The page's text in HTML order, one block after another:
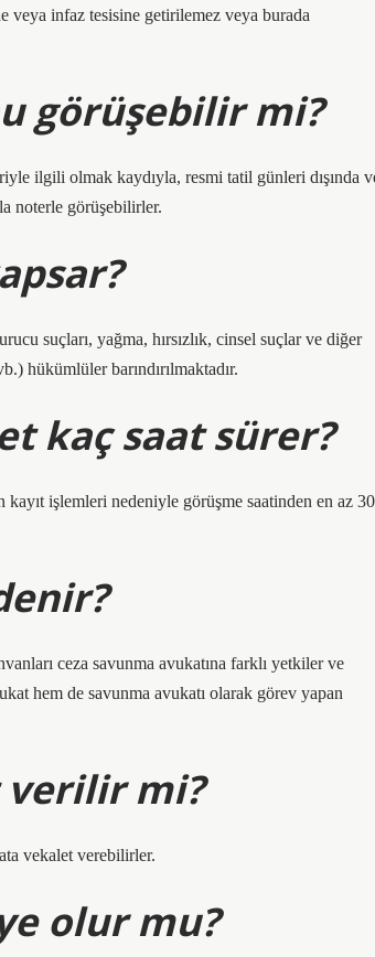
veya infaz tesisine getirilemez veya burada
görüşebilir mi?
ilgili olmak kaydıyla, resmi tatil günleri dışında
noterle görüşebilirler.
suçları, yağma, hırsızlık, cinsel suçlar ve diğer
hükümlüler barındırılmaktadır.
kaç saat sürer?
kayıt işlemleri nedeniyle görüşme saatinden en az 30
ceza savunma avukatına farklı yetkiler ve
hem de savunma avukatı olarak görev yapan
verilir mi?
vekalet verebilirler.
olur mu?